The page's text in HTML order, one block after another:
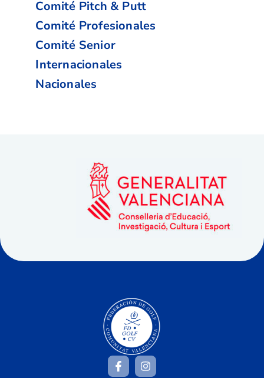
Comité Pitch & Putt
Comité Profesionales
Comité Senior
Internacionales
Nacionales